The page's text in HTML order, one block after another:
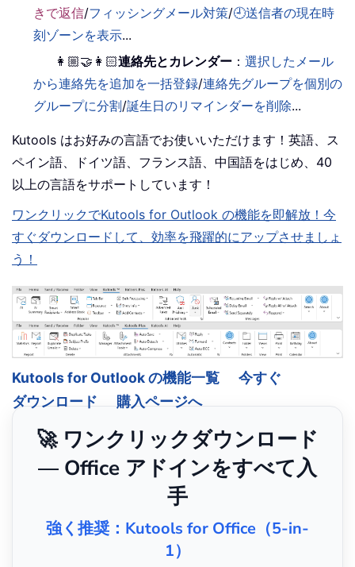
きで返信/フィッシングメール対策/🕘送信者の現在時
刻ゾーンを表示...
👩🏼‍🤝‍👩🏻連絡先とカレンダー ：選択したメール
から連絡先を追加を一括登録/連絡先グループを個別の
グループに分割/誕生日のリマインダーを削除...
Kutools はお好みの言語でお使いいただけます！英語、ス
ペイン語、ドイツ語、フランス語、中国語をはじめ、40
以上の言語をサポートしています！
ワンクリックでKutools for Outlook の機能を即解放！今
すぐダウンロードして、効率を飛躍的にアップさせましょ
う！
Kutools for Outlook の機能一覧
今すぐ
ダウンロード
購入ページへ
🚀 ワンクリックダウンロード
— Office アドインをすべて入
手
強く推奨：Kutools for Office（5-in-
1）